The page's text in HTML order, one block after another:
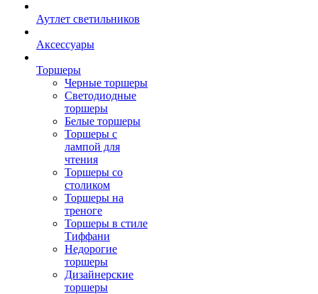
Аутлет светильников
Аксессуары
Торшеры
Черные торшеры
Светодиодные
торшеры
Белые торшеры
Торшеры с
лампой для
чтения
Торшеры со
столиком
Торшеры на
треноге
Торшеры в стиле
Тиффани
Недорогие
торшеры
Дизайнерские
торшеры